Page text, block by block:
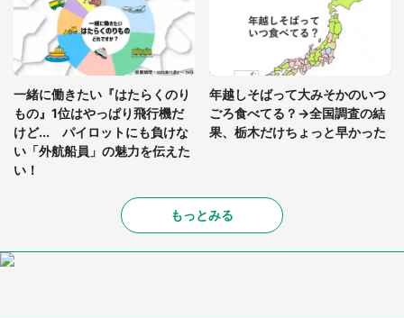
一緒に働きたい『はたらくのり
もの』1位はやっぱり飛行機だ
けど... パイロットにも負けな
い「外航船員」の魅力を伝えた
い！
年越しそばって大みそかのいつ
ごろ食べてる？→全国調査の結
果、栃木だけちょっと早かった
もっとみる